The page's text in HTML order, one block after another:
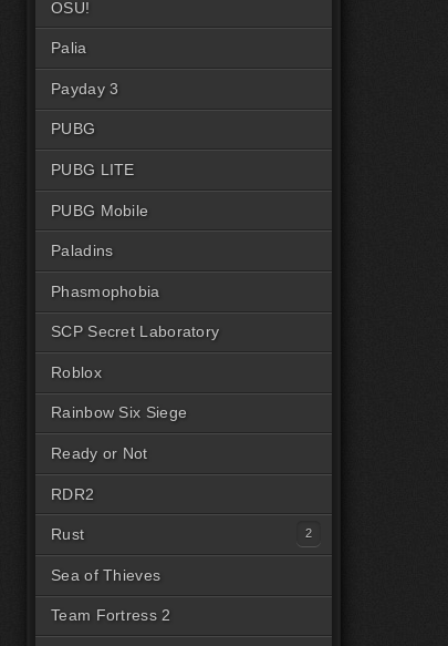
OSU!
Palia
Payday 3
PUBG
PUBG LITE
PUBG Mobile
Paladins
Phasmophobia
SCP Secret Laboratory
Roblox
Rainbow Six Siege
Ready or Not
RDR2
Rust
Читы на Rust Steam
Читы на Rust Пиратка
Sea of Thieves
Team Fortress 2